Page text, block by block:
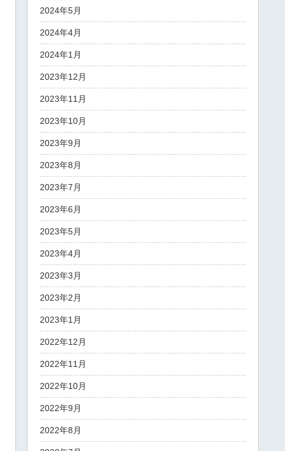
2024年5月
2024年4月
2024年1月
2023年12月
2023年11月
2023年10月
2023年9月
2023年8月
2023年7月
2023年6月
2023年5月
2023年4月
2023年3月
2023年2月
2023年1月
2022年12月
2022年11月
2022年10月
2022年9月
2022年8月